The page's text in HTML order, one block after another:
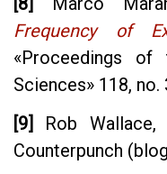
Frequency of
«Proceedings of
Sciences» 118, no.
[9] Rob Wallace,
Counterpunch